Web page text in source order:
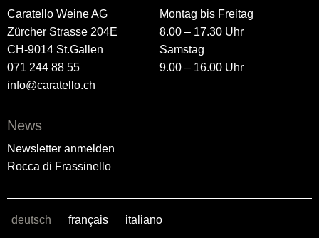
Caratello Weine AG
Zürcher Strasse 204E
CH-9014 St.Gallen
071 244 88 55
info@caratello.ch
Montag bis Freitag
8.00 – 17.30 Uhr
Samstag
9.00 – 16.00 Uhr
News
Newsletter anmelden
Rocca di Frassinello
deutsch français italiano